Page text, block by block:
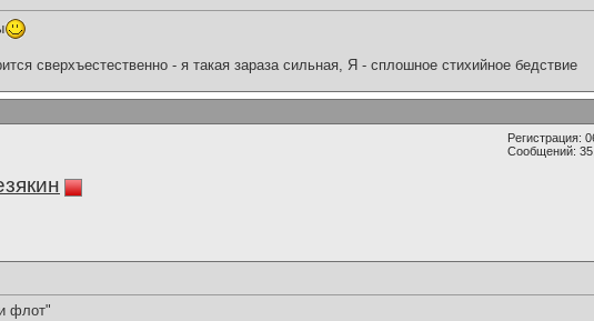
сверхъестественно - я такая зараза сильная, Я - сплошное стихийное бедствие
Регистрация:
Сообщений:
флот"